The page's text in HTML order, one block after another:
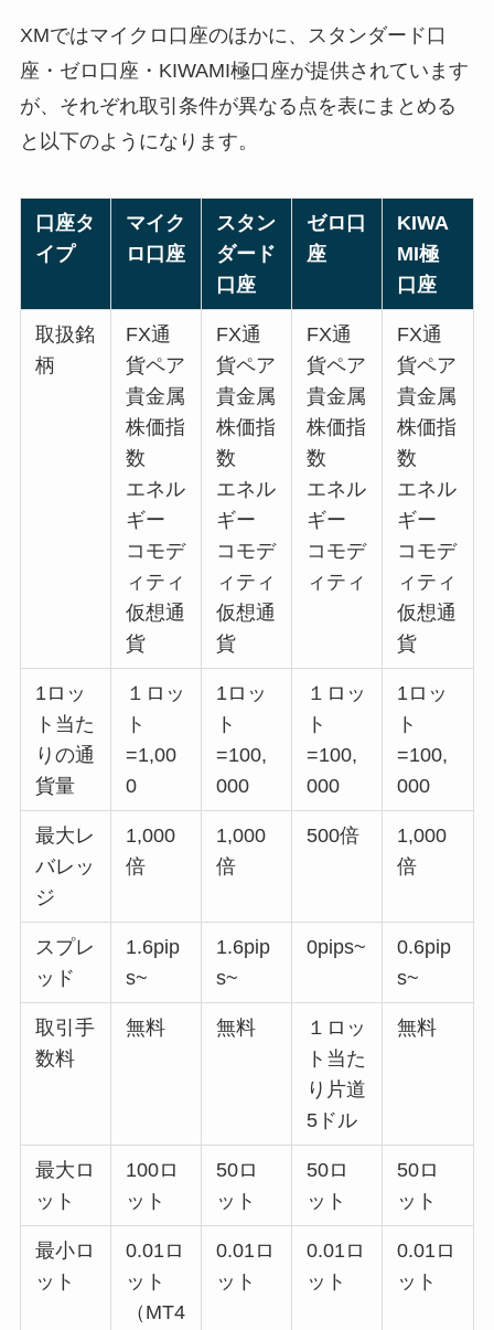
XMではマイクロ口座のほかに、スタンダード口
座・ゼロ口座・KIWAMI極口座が提供されています
が、それぞれ取引条件が異なる点を表にまとめる
と以下のようになります。
口座タ
イプ
マイク
ロ口座
スタン
ダード
口座
ゼロ口
座
KIWA
MI極
口座
取扱銘
柄
FX通
貨ペア
貴金属
株価指
数
エネル
ギー
コモデ
ィティ
仮想通
貨
FX通
貨ペア
貴金属
株価指
数
エネル
ギー
コモデ
ィティ
仮想通
貨
FX通
貨ペア
貴金属
株価指
数
エネル
ギー
コモデ
ィティ
FX通
貨ペア
貴金属
株価指
数
エネル
ギー
コモデ
ィティ
仮想通
貨
1ロッ
ト当た
りの通
貨量
１ロッ
ト
=1,00
0
1ロッ
ト
=100,
000
１ロッ
ト
=100,
000
1ロッ
ト
=100,
000
最大レ
バレッ
ジ
1,000
倍
1,000
倍
500倍
1,000
倍
スプレ
ッド
1.6pip
s~
1.6pip
s~
0pips~ 0.6pip
s~
取引手
数料
無料 無料
１ロッ
ト当た
り片道
5ドル
無料
最大ロ
ット
100ロ
ット
50ロ
ット
50ロ
ット
50ロ
ット
最小ロ
ット
0.01ロ
ット
（MT4
0.01ロ
ット
0.01ロ
ット
0.01ロ
ット